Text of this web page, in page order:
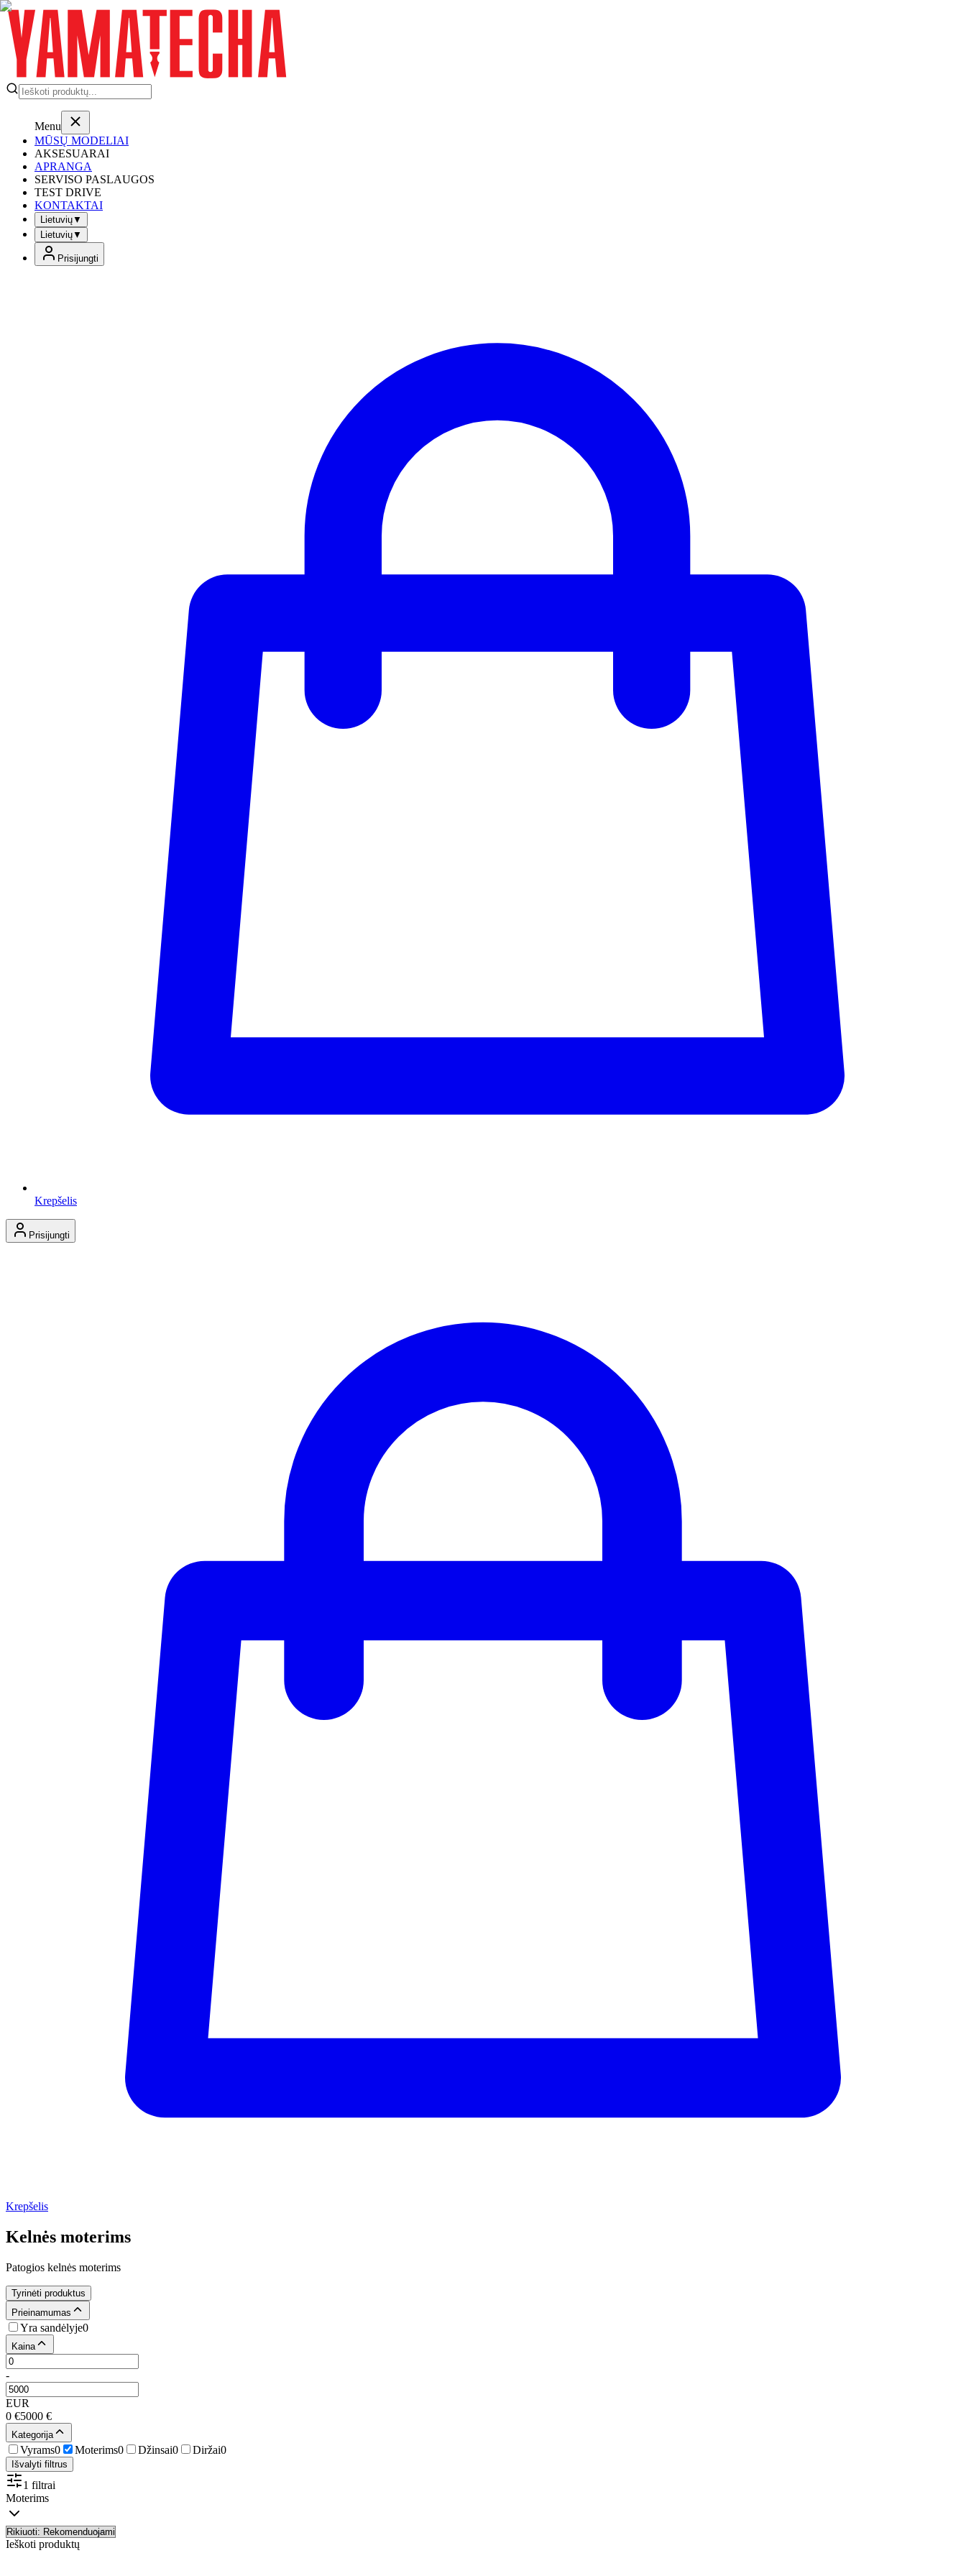
Menu
MŪSŲ MODELIAI
AKSESUARAI
APRANGA
SERVISO PASLAUGOS
TEST DRIVE
KONTAKTAI
Lietuvių▼
Lietuvių▼
Prisijungti
Krepšelis
Prisijungti
Krepšelis
Kelnės moterims
Patogios kelnės moterims
Tyrinėti produktus
Prieinamumas
Yra sandėlyje0
Kaina
-
EUR
0 €5000 €
Kategorija
Vyrams0 Moterims0 Džinsai0 Diržai0
Išvalyti filtrus
1 filtrai
Moterims
Ieškoti produktų